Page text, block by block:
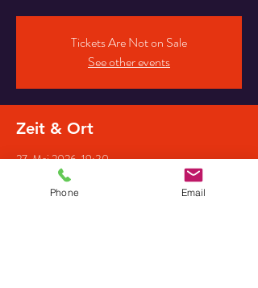
Tickets Are Not on Sale
See other events
Zeit & Ort
27. Mai 2026, 19:30
St.Marien, b. d. Kirche 2, 21709 Himmelpforten,
Deutschland
Phone Email